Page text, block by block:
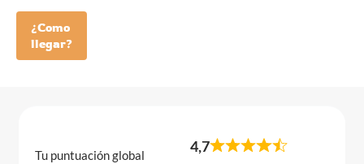
¿Como
llegar?
Tu puntuación global
4,7